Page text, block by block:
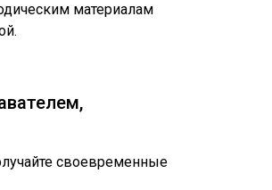
материалам
своевременные